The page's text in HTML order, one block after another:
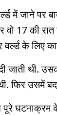
में जाने पर
वो 17 की
के लिए
थी.
फिर उसमें
घटनाक्रम